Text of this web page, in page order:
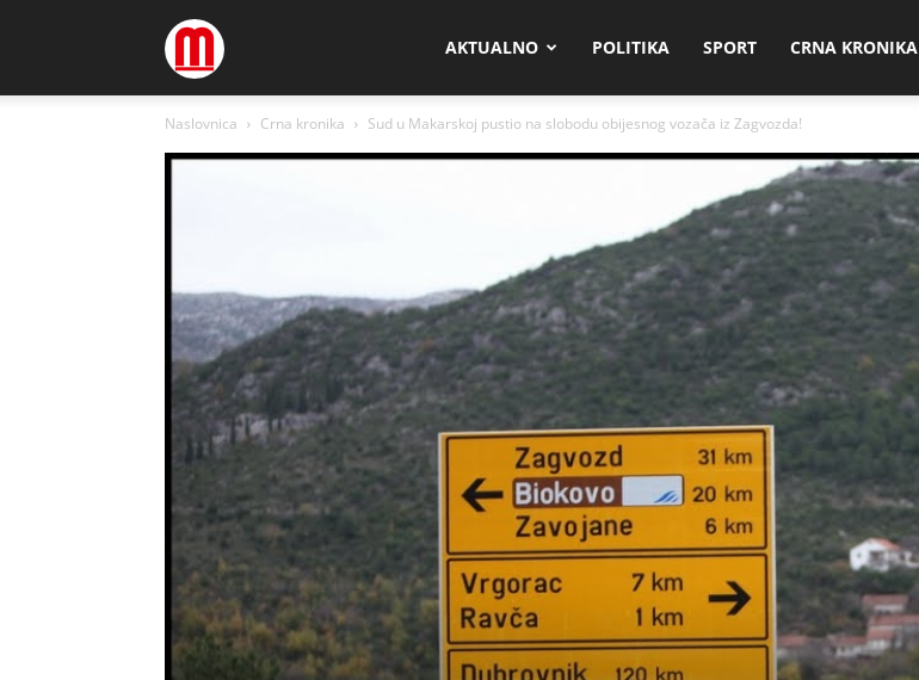
Megamedia AKTUALNO POLITIKA SPORT CRNA KRONIKA
Naslovnica Crna kronika Sud u Makarskoj pustio na slobodu obijesnog vozača iz Zagvozda!